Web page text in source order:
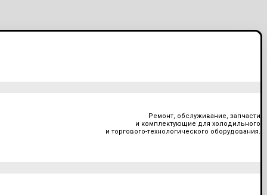
Ремонт, обслуживание, запчасти
и комплектующие для холодильного
и торгового-технологического оборудования.